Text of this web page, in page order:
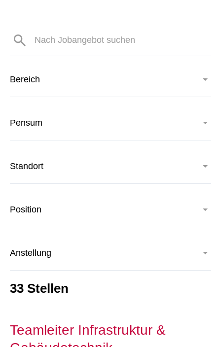
Bereich
Pensum
Standort
Position
Anstellung
33 Stellen
Teamleiter Infrastruktur &